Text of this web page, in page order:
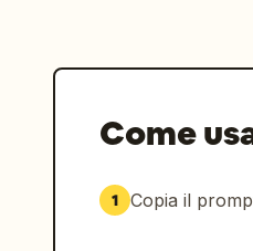
in legno","luci
Come
1 Copia il